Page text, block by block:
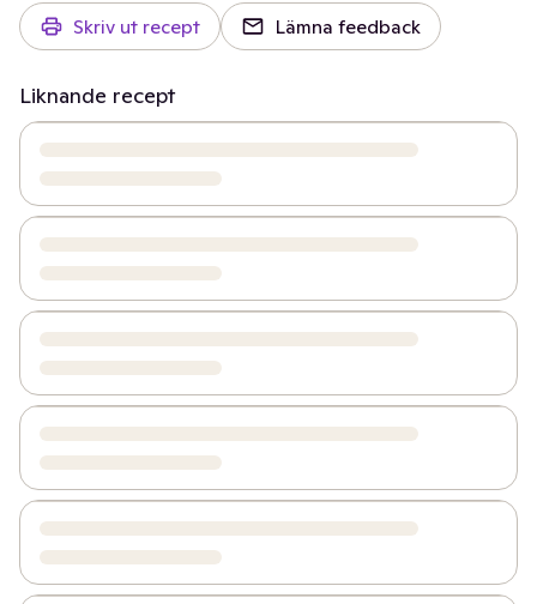
Skriv ut recept Lämna feedback
Liknande recept